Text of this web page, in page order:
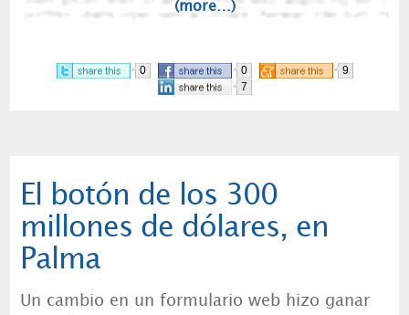
(more…)
0 0
9
7
El botón de los 300
millones de dólares, en
Palma
Un cambio en un formulario web hizo ganar